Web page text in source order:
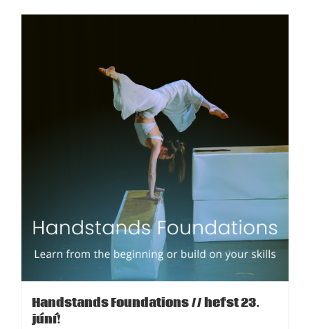
Handstands Foundations // hefst 23.
júní!